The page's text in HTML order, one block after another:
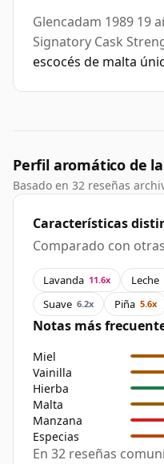
Glencadam 1989 19
Signatory Cask
escocés de malta
Perfil aromático de
Basado en 32 reseñas
Características
Comparado con
Lavanda 11.6x Leche
Suave 6.2x Piña 5.6x
Notas más
Miel
Vainilla
Hierba
Malta
Manzana
Especias
En 32 reseñas